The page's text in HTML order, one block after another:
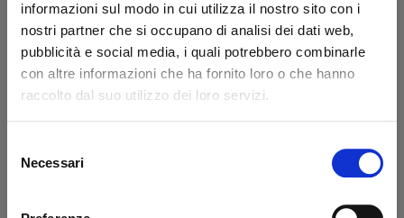
informazioni sul modo in cui utilizza il nostro sito con i
nostri partner che si occupano di analisi dei dati web,
pubblicità e social media, i quali potrebbero combinarle
con altre informazioni che ha fornito loro o che hanno
raccolto dal suo utilizzo dei loro servizi.
delNecessari
Dicono di noi
Ottimo